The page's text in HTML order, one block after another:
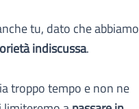
tu, dato che abbiamo
indiscussa.
troppo tempo e non ne